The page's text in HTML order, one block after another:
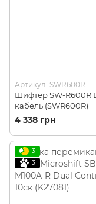
Артикул: SWR600R
Шифтер SW-R600R
кабель (SWR600R)
4 338 грн
3
3